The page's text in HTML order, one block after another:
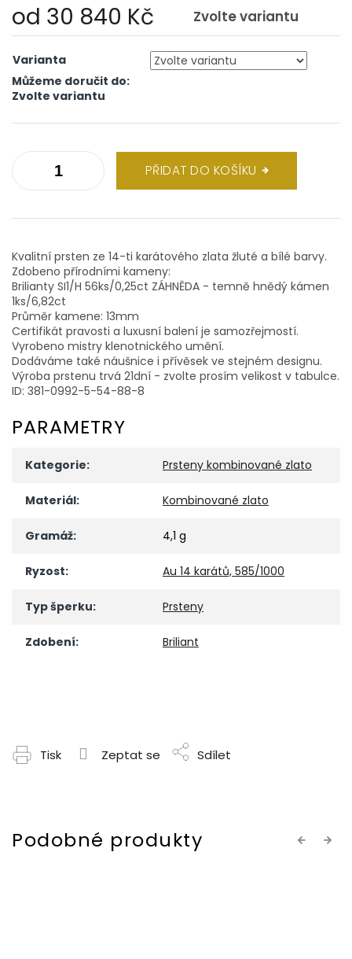
od 30 840 Kč Zvolte variantu
cena:
Varianta
Můžeme doručit do:
Zvolte variantu
PŘIDAT DO KOŠÍKU
Kvalitní prsten ze 14-ti karátového zlata žluté a bílé barvy.
Zdobeno přírodními kameny:
Brilianty SI1/H 56ks/0,25ct ZÁHNĚDA - temně hnědý kámen
1ks/6,82ct
Průměr kamene: 13mm
Certifikát pravosti a luxusní balení je samozřejmostí.
Vyrobeno mistry klenotnického umění.
Dodáváme také náušnice i přívěsek ve stejném designu.
Výroba prstenu trvá 21dní - zvolte prosím velikost v tabulce.
ID: 381-0992-5-54-88-8
PARAMETRY
Kategorie: Prsteny kombinované zlato
Materiál: Kombinované zlato
Gramáž: 4,1 g
Ryzost: Au 14 karátů, 585/1000
Typ šperku: Prsteny
Zdobení: Briliant
Tisk Zeptat se Sdílet
Previous
Next